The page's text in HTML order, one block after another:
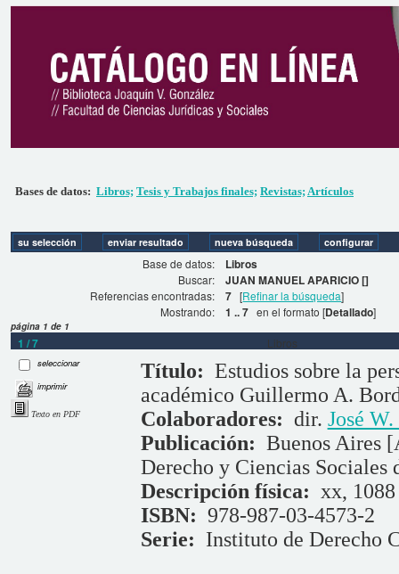
Bases de datos: Libros; Tesis y Trabajos finales; Revistas;Artículos
Base de datos: Libros
Buscar: JUAN MANUEL APARICIO []
Referencias encontradas: 7 [Refinar la búsqueda]
Mostrando:
1 .. 7 en el formato [Detallado]
página 1 de 1
1 / 7 Libros
seleccionar
imprimir
Texto en PDF
Título: Estudios sobre la
académico Guillermo A.
Colaboradores: dir. José
Publicación: Buenos Aires
Derecho y Ciencias Sociales
Descripción física: xx, 1088
ISBN: 978-987-03-4573-2
Serie: Instituto de Derecho